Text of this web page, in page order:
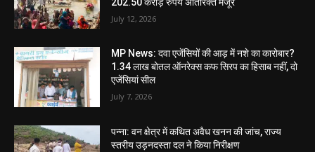
July 12, 2026
MP News: दवा एजेंसियों की आड़ में नशे का कारोबार?
1.34 लाख बोतल ऑनरेक्स कफ सिरप का हिसाब नहीं, दो
एजेंसियां सील
July 7, 2026
पन्ना: वन क्षेत्र में कथित अवैध खनन की जांच, राज्य
स्तरीय उड़नदस्ता दल ने किया निरीक्षण